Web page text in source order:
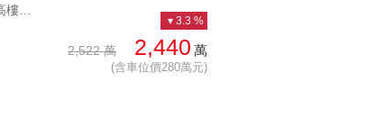
2,522 萬 2,440 萬
(含車位價280萬元)
3.3 %